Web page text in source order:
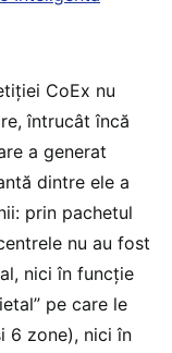
CoEx nu
întrucât încă
a generat
dintre ele a
prin pachetul
nu au fost
nici în funcție
pe care le
6 zone), nici în